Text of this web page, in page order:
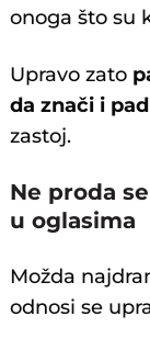
onoga što su
Upravo zato
da znači i
zastoj.
Ne proda
u oglasima
Možda
odnosi se